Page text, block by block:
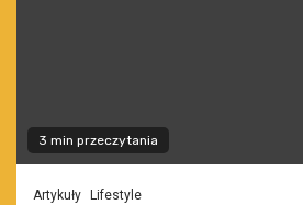
3 min przeczytania
Artykuły Lifestyle